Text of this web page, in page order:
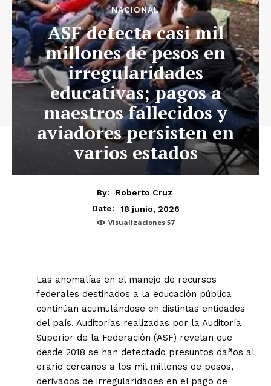
NACIONAL
ASF detecta casi mil
millones de pesos en
irregularidades
educativas; pagos a
maestros fallecidos y
aviadores persisten en
varios estados
By:
Roberto Cruz
Date:
18 junio, 2026
Visualizaciones 57
Las anomalías en el manejo de recursos
federales destinados a la educación pública
continúan acumulándose en distintas entidades
del país. Auditorías realizadas por la Auditoría
Superior de la Federación (ASF) revelan que
desde 2018 se han detectado presuntos daños al
erario cercanos a los mil millones de pesos,
derivados de irregularidades en el pago de